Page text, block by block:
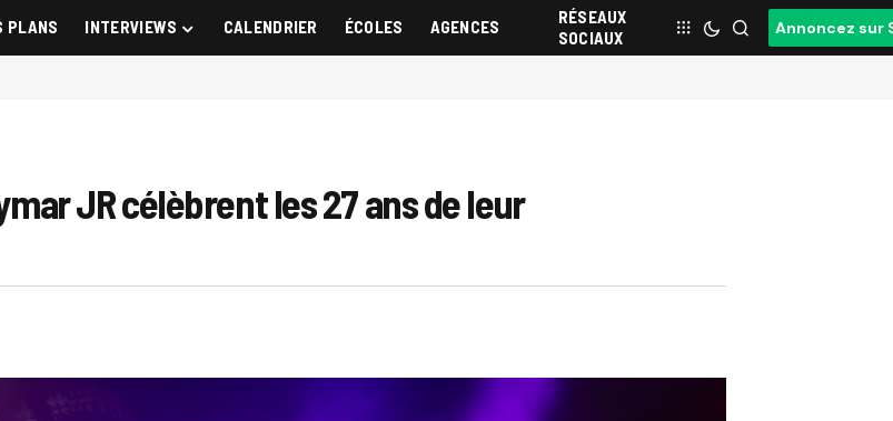
PLANS INTERVIEWS CALENDRIER ÉCOLES AGENCES
RÉSEAUX
SOCIAUX
Annoncez sur
JR célèbrent les 27 ans de leur